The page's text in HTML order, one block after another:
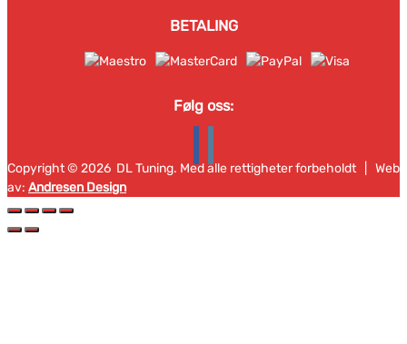
BETALING
Følg oss:
Copyright © 2026 DL Tuning. Med alle rettigheter forbeholdt | Web
av: Andresen Design